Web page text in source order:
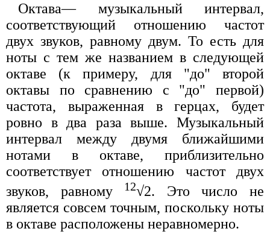
Октава— музыкальный интервал,
соответствующий отношению частот
двух звуков, равному двум. То есть для
ноты с тем же названием в следующей
октаве (к примеру, для "до" второй
октавы по сравнению с "до" первой)
частота, выраженная в герцах, будет
ровно в два раза выше. Музыкальный
интервал между двумя ближайшими
нотами в октаве, приблизительно
соответствует отношению частот двух
звуков, равному
12√2. Это число не
является совсем точным, поскольку ноты
в октаве расположены неравномерно.